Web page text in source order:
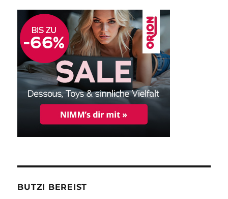
BUTZI BEREIST